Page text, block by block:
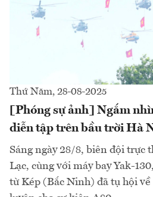
Thứ Năm, 28-08-2025
[Phóng sự ảnh] Ngắm
diễn tập trên bầu trời Hà
Sáng ngày 28/8, biên đội trực
Lạc, cùng với máy bay Yak-
từ Kép (Bắc Ninh) đã tụ hội